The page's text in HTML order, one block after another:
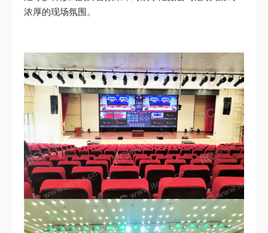
浓厚的现场氛围。